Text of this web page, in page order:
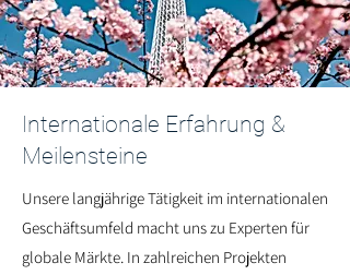
Internationale Erfahrung &
Meilensteine
Unsere langjährige Tätigkeit im internationalen
Geschäftsumfeld macht uns zu Experten für
globale Märkte. In zahlreichen Projekten